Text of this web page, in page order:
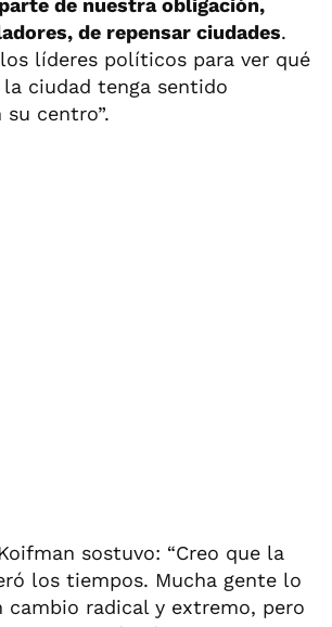
de repensar ciudades.
líderes políticos para ver qué
la ciudad tenga sentido
su centro”.
sostuvo: “Creo que la
los tiempos. Mucha gente lo
cambio radical y extremo, pero